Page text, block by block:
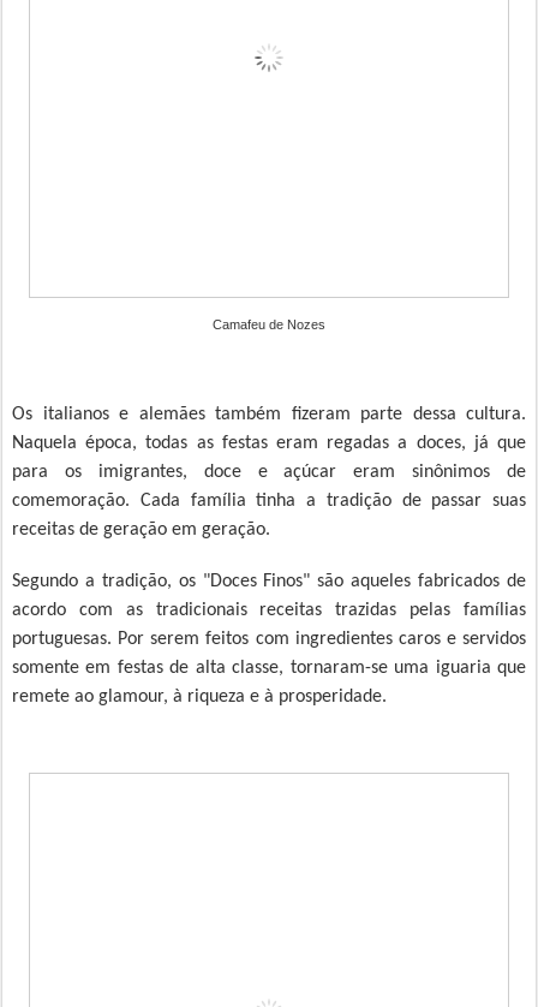
Camafeu de Nozes
Os italianos e alemães também fizeram parte dessa cultura.
Naquela época, todas as festas eram regadas a doces, já que
para os imigrantes, doce e açúcar eram sinônimos de
comemoração. Cada família tinha a tradição de passar suas
receitas de geração em geração.
Segundo a tradição, os "Doces Finos" são aqueles fabricados de
acordo com as tradicionais receitas trazidas pelas famílias
portuguesas. Por serem feitos com ingredientes caros e servidos
somente em festas de alta classe, tornaram-se uma iguaria que
remete ao glamour, à riqueza e à prosperidade.